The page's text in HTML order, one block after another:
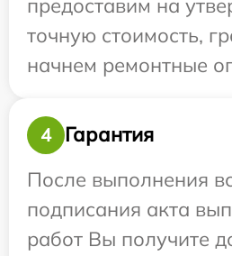
предоставим на
точную стоимость,
начнем ремонтные
4
Гарантия
После выполнения
подписания акта
работ Вы получите